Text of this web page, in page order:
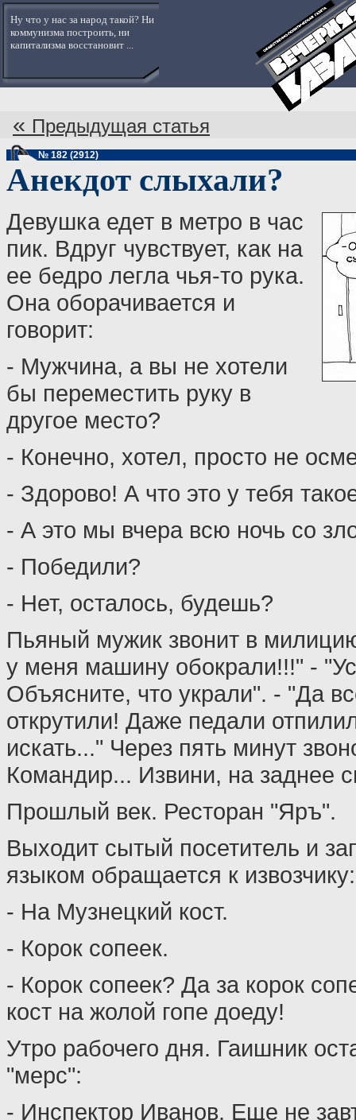
Ну что у нас за народ такой? Ни
коммунизма построить, ни
капитализма восстановит ...
« Предыдущая статья
№ 182 (2912)
Анекдот слыхали?
Девушка едет в метро в час
пик. Вдруг чувствует, как на
ее бедро легла чья-то рука.
Она оборачивается и
говорит:
- Мужчина, а вы не хотели
бы переместить руку в
другое место?
- Конечно, хотел, просто не
- Здорово! А что это у тебя
- А это мы вчера всю ночь со
- Победили?
- Нет, осталось, будешь?
Пьяный мужик звонит в
у меня машину обокрали!!!" -
Объясните, что украли". - "Да
открутили! Даже педали
искать..." Через пять минут
Командир... Извини, на заднее
Прошлый век. Ресторан "Яръ".
Выходит сытый посетитель и
языком обращается к извозчику:
- На Музнецкий кост.
- Корок сопеек.
- Корок сопеек? Да за корок
кост на жолой гопе доеду!
Утро рабочего дня. Гаишник
"мерс":
- Инспектор Иванов. Еще не